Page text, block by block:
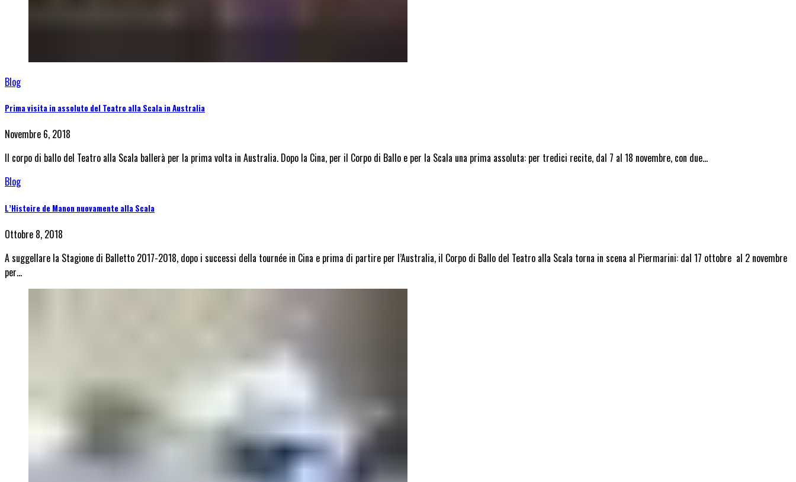
Blog
Prima visita in assoluto del Teatro alla Scala in Australia
Novembre 6, 2018
Il corpo di ballo del Teatro alla Scala ballerà per la prima volta in Australia. Dopo la Cina, per il Corpo di Ballo e per la Scala una prima assoluta: per tredici recite, dal 7 al 18 novembre, con due…
Blog
L’Histoire de Manon nuovamente alla Scala
Ottobre 8, 2018
A suggellare la Stagione di Balletto 2017-2018, dopo i successi della tournée in Cina e prima di partire per l’Australia, il Corpo di Ballo del Teatro alla Scala torna in scena al Piermarini: dal 17 ottobre al 2 novembre
per…